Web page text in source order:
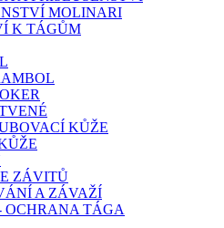
MOLINARI
K TÁGŮM
KŮŽE
ZÁVITŮ
A ZÁVAŽÍ
OCHRANA TÁGA